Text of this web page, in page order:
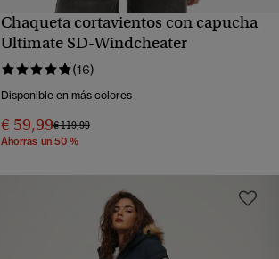
VISTA RÁPIDA
Chaqueta cortavientos con capucha
Ultimate SD-Windcheater
(16)
Disponible en más colores
€ 59,99Precio rebajado de
€ 119,99a
Ahorras un 50 %